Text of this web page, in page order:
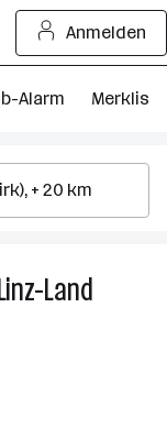
Anmelden
Alarm Merkliste
Land